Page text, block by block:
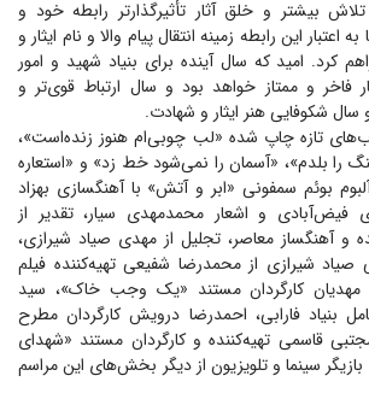
بیشتر و خلق آثار تأثیرگذارتر رابطه خود و
این رابطه زمینه انتقال پیام والا و نام ایثار و
کرد. امید که سال آینده برای بنیاد شهید و امور
فاخر و ممتاز خواهد بود و سال ارتباط قوی‌تر و
شکوفایی هنر ایثار و شهادت.
تازه چاپ شده «لب چوبی‌ام هنوز زنده‌است»،
بلدم»، «آسمان را نمی‌شود خط زد» و «استعاره
بوئم سمفونی «ابر و آتش» با آهنگسازی بهزاد
فیض‌آبادی و اشعار محمدمهدی سیار، تقدیر از
و آهنگساز معاصر، تجلیل از مهدی صیاد شیرازی،
صیاد شیرازی از محمدرضا شفیعی تهیه‌کننده فیلم
مهدیان کارگردان مستند «یک وجب خاک»، سید
بنیاد فارابی، احمدرضا درویش کارگردان مطرح
قاسمی تهیه‌کننده و کارگردان مستند «شهدای
سینما و تلویزیون از دیگر بخش‌های این مراسم